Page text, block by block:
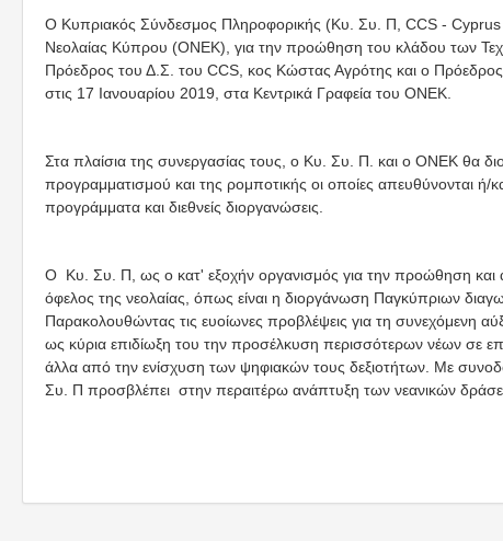
O Κυπριακός Σύνδεσμος Πληροφορικής (Κυ. Συ. Π, CCS - Cyprus
Νεολαίας Κύπρου (ΟΝΕΚ), για την προώθηση του κλάδου των
Πρόεδρος του Δ.Σ. του CCS, κος Κώστας Αγρότης και ο
στις 17 Ιανουαρίου 2019, στα Κεντρικά Γραφεία του ΟΝΕΚ.
Στα πλαίσια της συνεργασίας τους, ο Κυ. Συ. Π. και ο ΟΝΕΚ θα
προγραμματισμού και της ρομποτικής οι οποίες απευθύνονται
προγράμματα και διεθνείς διοργανώσεις.
Ο Κυ. Συ. Π, ως ο κατ' εξοχήν οργανισμός για την προώθηση και
όφελος της νεολαίας, όπως είναι η διοργάνωση Παγκύπριων
Παρακολουθώντας τις ευοίωνες προβλέψεις για τη
ως κύρια επιδίωξη του την προσέλκυση περισσότερων νέων σε
άλλα από την ενίσχυση των ψηφιακών τους δεξιοτήτων. Με
Συ. Π προσβλέπει στην περαιτέρω ανάπτυξη των νεανικών